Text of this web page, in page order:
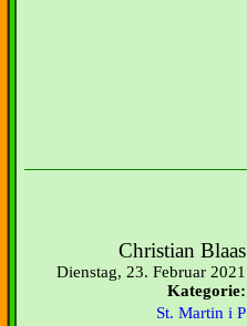
Christian Blaas
Dienstag, 23. Februar 2021
Kategorie:
St. Martin i P